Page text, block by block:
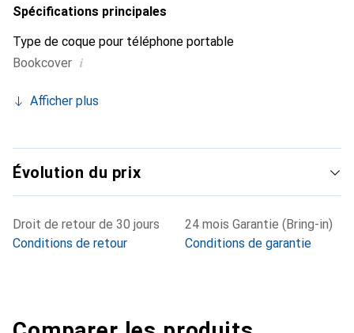
Spécifications principales
Type de coque pour téléphone portable
Bookcover i
Afficher plus
Évolution du prix
Droit de retour de 30 jours
Conditions de retour
24 mois Garantie (Bring-in)
Conditions de garantie